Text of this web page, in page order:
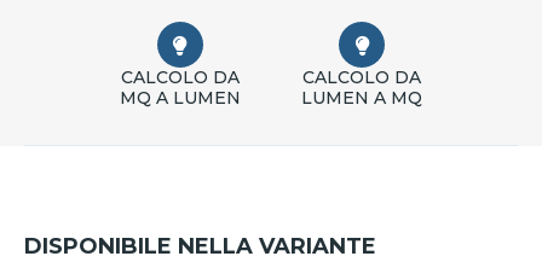
CALCOLO DA
MQ A LUMEN
CALCOLO DA
LUMEN A MQ
DISPONIBILE NELLA VARIANTE